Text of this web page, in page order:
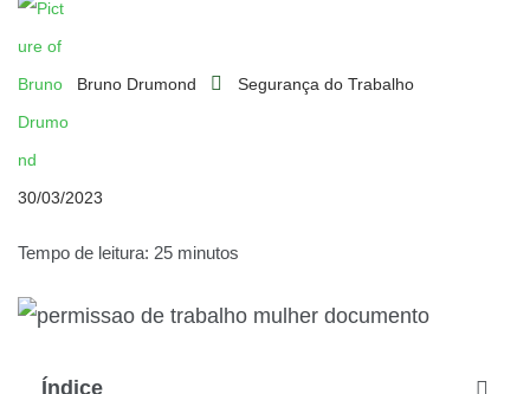
Bruno Drumond Segurança do Trabalho
30/03/2023
Tempo de leitura: 25 minutos
Índice